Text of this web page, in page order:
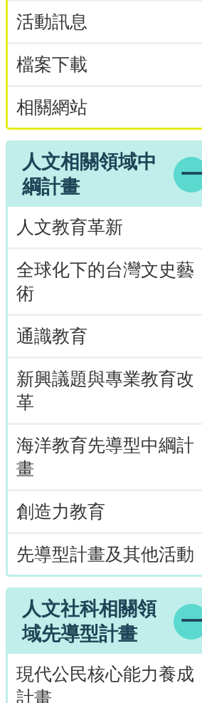
活動訊息
檔案下載
相關網站
人文相關領域中
綱計畫
人文教育革新
全球化下的台灣文史藝
術
通識教育
新興議題與專業教育改
革
海洋教育先導型中綱計
畫
創造力教育
先導型計畫及其他活動
人文社科相關領
域先導型計畫
現代公民核心能力養成
計畫